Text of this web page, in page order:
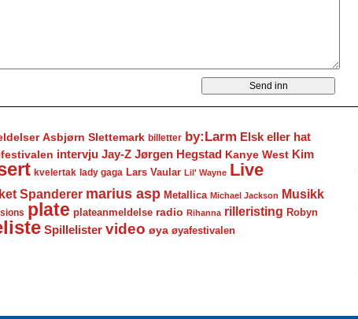
Asbjørn Slettemark billetter by:Larm Elsk eller hat
intervju Jay-Z Jørgen Hegstad Kanye West Kim
kvelertak lady gaga Lars Vaular Lil' Wayne Live
Spanderer marius asp Metallica Michael Jackson
Musikk
plate plateanmeldelse radio Rihanna rilleristing Robyn
Spillelister video øya øyafestivalen